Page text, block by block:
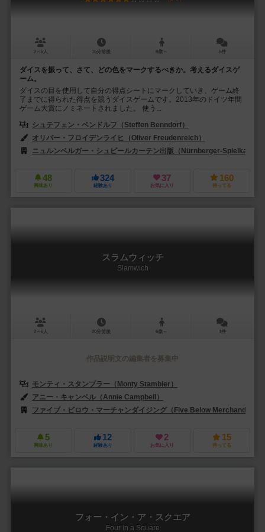
2～5人 15分前後 8歳～ 5件
ダイスを振って、さて、どの色をマークするべきか。考えるダイスゲ
ーム。
ダイスの目を使用して自分の得点シートにマークしていき、ゲーム終
了までに得られた得点を競うダイスゲームです。2013年のドイツ年間
ゲーム大賞にノミネートされました。 使う...
シュテフェン・ベンドルフ（Steffen Benndorf）
オリバー・フロイデンライヒ（Oliver Freudenreich）
ニュルンベルガー・シュピールカーテン出版（Nürnberger-
48
興味あり
324
経験あり
37
お気に入り
160
持ってる
スラムウィッチ
Slamwich
2～6人 20分前後 6歳～ 1件
作品説明文の編集者を募集中
モンティ・スタンブラー（Monty Stambler）
アニー・キャンベル（Annie Campbell）
ファイブ・ビロウ・マーチャンダイジング（Five Below Merchandising
5
興味あり
12
経験あり
2
お気に入り
15
持ってる
フォー・イン・ア・スクエア
Four in a Square